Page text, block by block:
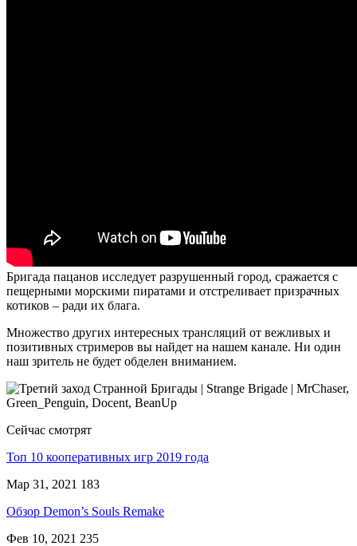
Бригада пацанов исследует разрушенный город, сражается с
пещерными морскими пиратами и отстреливает призрачных
котиков – ради их блага.
Множество других интересных трансляций от вежливых и
позитивных стримеров вы найдет на нашем канале. Ни один
наш зритель не будет обделен вниманием.
Сейчас смотрят
Топ 10 кооперативных игр 2019 года
Мар 31, 2021 183
Обзор Demon’s Souls Remake
Фев 10, 2021 235